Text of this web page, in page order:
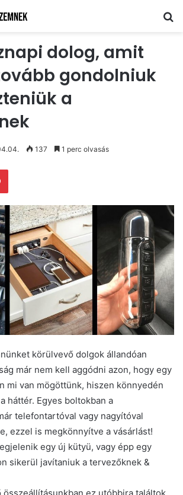
dolog, amit
gondolniuk
a
137 1 perc olvasás
Pinterest
körülvevő dolgok állandóan
már nem kell aggódni azon, hogy egy
mi van mögöttünk, hiszen könnyedén
háttér. Egyes boltokban a
telefontartóval vagy nagyítóval
ezzel is megkönnyítve a vásárlást!
egy új kütyü, vagy épp egy
sikerül javítaniuk a tervezőknek &